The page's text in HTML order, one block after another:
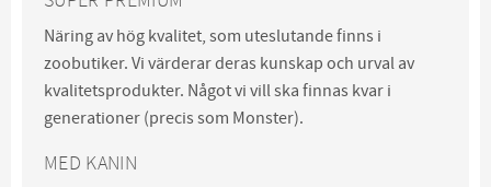
Näring av hög kvalitet, som uteslutande finns i
zoobutiker. Vi värderar deras kunskap och urval av
kvalitetsprodukter. Något vi vill ska finnas kvar i
generationer (precis som Monster).
MED KANIN